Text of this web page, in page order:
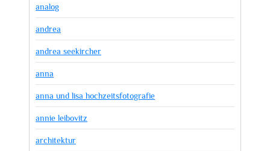
analog
andrea
andrea seekircher
anna
anna und lisa hochzeitsfotografie
annie leibovitz
architektur